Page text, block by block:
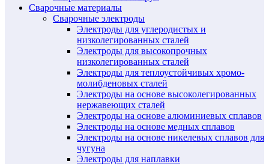
Сварочные материалы
Сварочные электроды
Электроды для углеродистых и
низколегированных сталей
Электроды для высокопрочных
низколегированных сталей
Электроды для теплоустойчивых хромо-
молибденовых сталей
Электроды на основе высоколегированных
нержавеющих сталей
Электроды на основе алюминиевых сплавов
Электроды на основе медных сплавов
Электроды на основе никелевых сплавов для
чугуна
Электроды для наплавки